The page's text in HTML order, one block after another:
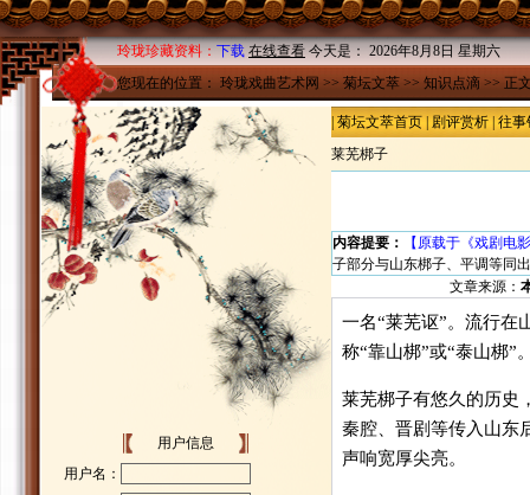
玲珑珍藏资料：下载 在线查看今天是：2026年8月8日 星期六
您现在的位置：玲珑戏曲艺术网>>菊坛文萃>>知识点滴>> 正
用户信息
菊坛文萃首页 剧评赏析 往
莱芜梆子
内容提要：
【原载于《戏剧电
子部分与山东梆子、平调等同
文章来源：
一名“莱芜讴”。流行在
称“靠山梆”或“泰山梆”
莱芜梆子有悠久的历史
秦腔、晋剧等传入山东
声响宽厚尖亮。